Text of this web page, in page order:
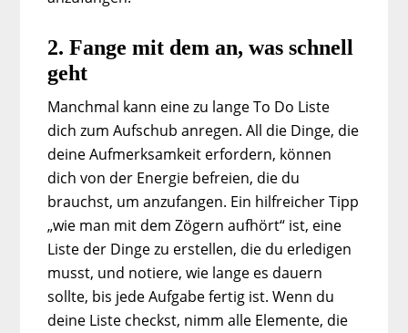
2. Fange mit dem an, was schnell
geht
Manchmal kann eine zu lange To Do Liste
dich zum Aufschub anregen. All die Dinge, die
deine Aufmerksamkeit erfordern, können
dich von der Energie befreien, die du
brauchst, um anzufangen. Ein hilfreicher Tipp
„wie man mit dem Zögern aufhört“ ist, eine
Liste der Dinge zu erstellen, die du erledigen
musst, und notiere, wie lange es dauern
sollte, bis jede Aufgabe fertig ist. Wenn du
deine Liste checkst, nimm alle Elemente, die